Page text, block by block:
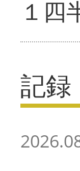
１四
記録